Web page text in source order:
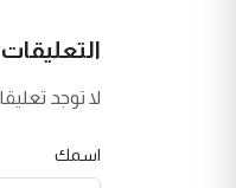
التعليقات
لا توجد
اسمك